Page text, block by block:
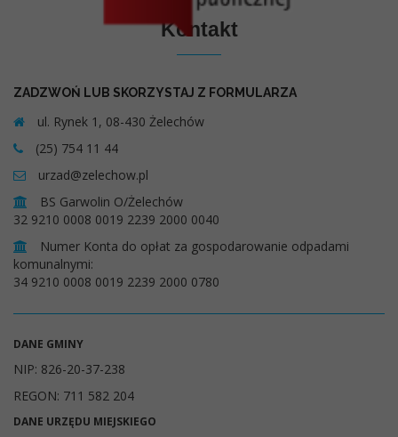
Kontakt
ZADZWOŃ LUB SKORZYSTAJ Z FORMULARZA
ul. Rynek 1, 08-430 Żelechów
(25) 754 11 44
urzad@zelechow.pl
BS Garwolin O/Żelechów
32 9210 0008 0019 2239 2000 0040
Numer Konta do opłat za gospodarowanie odpadami
komunalnymi:
34 9210 0008 0019 2239 2000 0780
DANE GMINY
NIP: 826-20-37-238
REGON: 711 582 204
DANE URZĘDU MIEJSKIEGO